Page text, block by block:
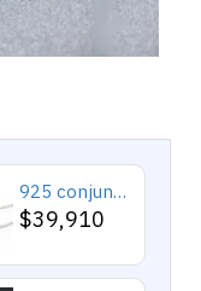
925 conjuntos de joyas de plata para 2019 conjunto de collares de corazón de amor para mujer regalo de joyería de boda
$39,910